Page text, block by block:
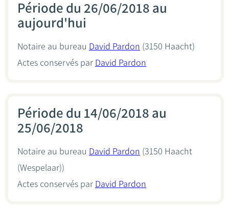
Période du 26/06/2018 au
aujourd'hui
Notaire au bureau David Pardon (3150 Haacht)
Actes conservés par David Pardon
Période du 14/06/2018 au
25/06/2018
Notaire au bureau David Pardon (3150 Haacht
(Wespelaar))
Actes conservés par David Pardon